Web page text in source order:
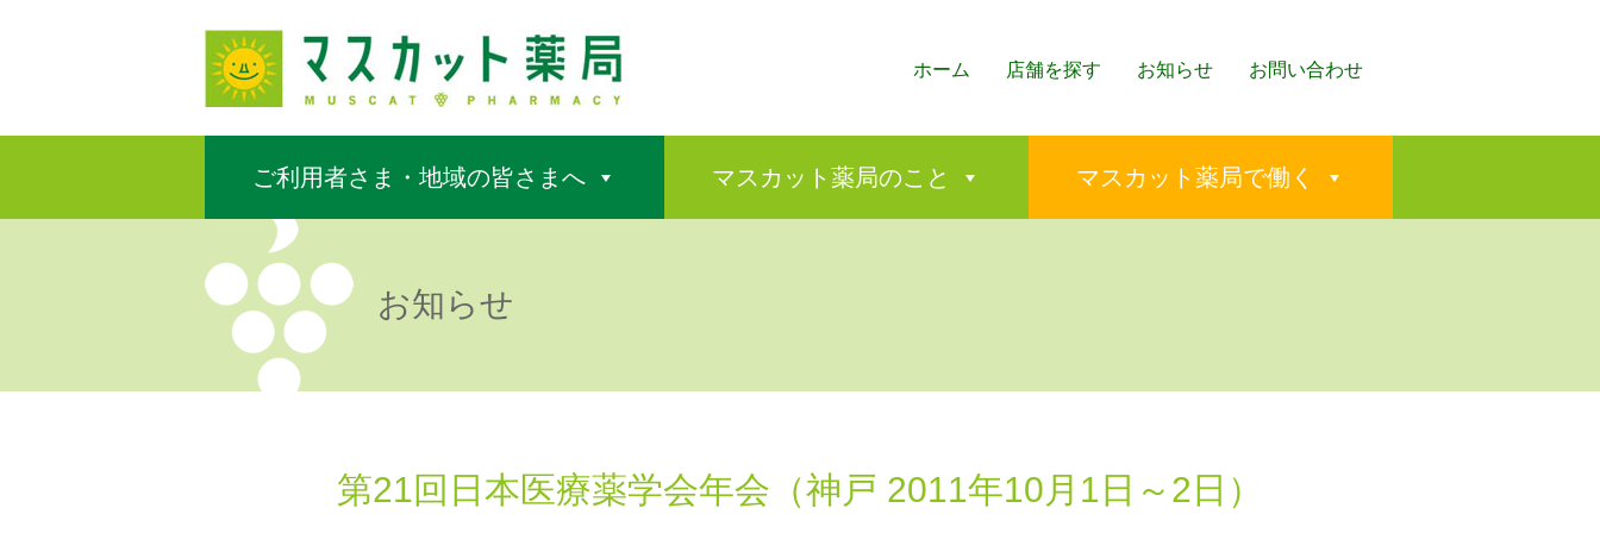
ホーム 店舗を探す お知らせ お問い合わせ
ご利用者さま・地域の皆さまへ マスカット薬局のこと マスカット薬局で働く
お知らせ
第21回日本医療薬学会年会（神戸 2011年10月1日～2日）